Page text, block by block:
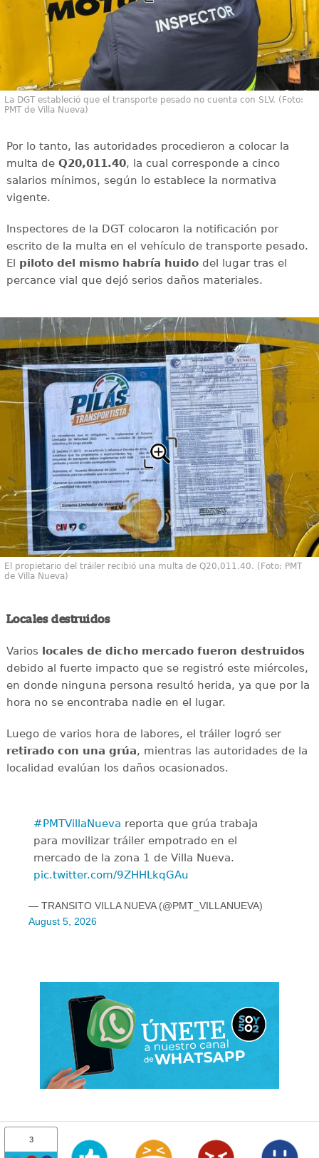
La DGT estableció que el transporte pesado no cuenta con SLV. (Foto:
PMT de Villa Nueva)
Por lo tanto, las autoridades procedieron a colocar la
multa de Q20,011.40, la cual corresponde a cinco
salarios mínimos, según lo establece la normativa
vigente.
Inspectores de la DGT colocaron la notificación por
escrito de la multa en el vehículo de transporte pesado.
El piloto del mismo habría huidodel lugar tras el
percance vial que dejó serios daños materiales.
El propietario del tráiler recibió una multa de Q20,011.40. (Foto: PMT
de Villa Nueva)
Locales destruidos
Varios locales de dicho mercado fueron destruidos
debido al fuerte impacto que se registró este miércoles,
en donde ninguna persona resultó herida, ya que por la
hora no se encontraba nadie en el lugar.
Luego de varios hora de labores, el tráiler logró ser
retirado con una grúa, mientras las autoridades de la
localidad evalúan los daños ocasionados.
#PMTVillaNueva reporta que grúa trabaja
para movilizar tráiler empotrado en el
mercado de la zona 1 de Villa Nueva.
pic.twitter.com/9ZHHLkqGAu
— TRANSITO VILLA NUEVA (@PMT_VILLANUEVA)
August 5, 2026
3